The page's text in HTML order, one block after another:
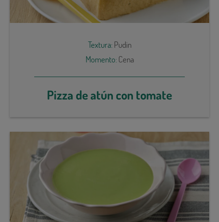
Textura:Pudin
Momento:Cena
Pizza de atún con tomate